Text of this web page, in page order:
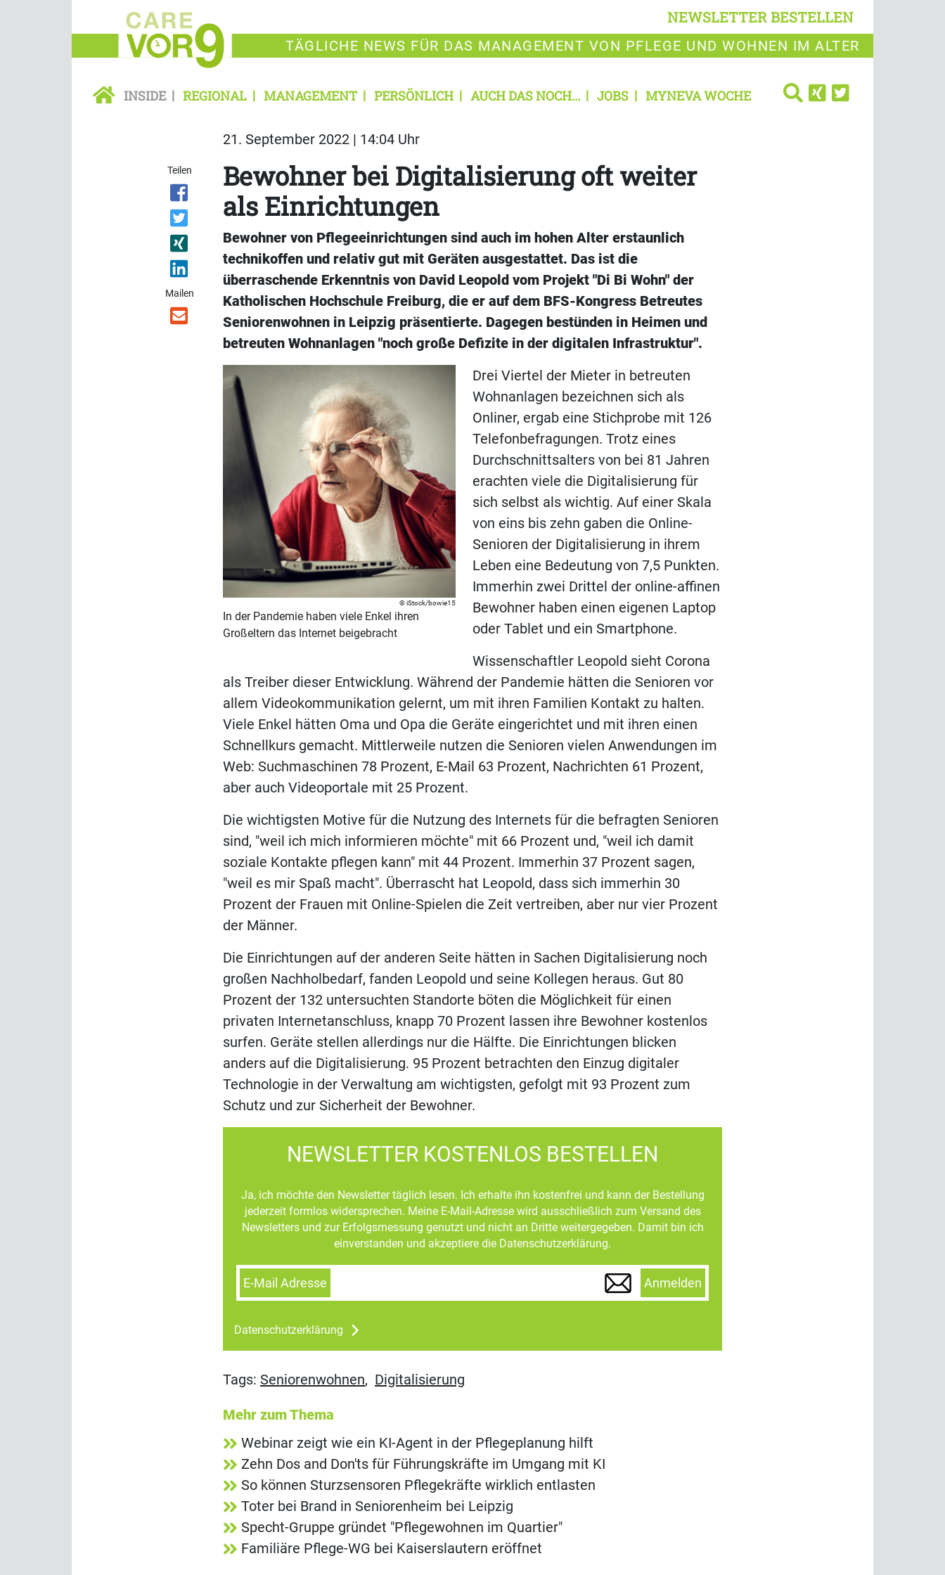
NEWSLETTER BESTELLEN
TÄGLICHE NEWS FÜR DAS MANAGEMENT VON PFLEGE UND WOHNEN IM ALTER
INSIDE REGIONAL MANAGEMENT PERSÖNLICH AUCH DAS NOCH... JOBS MYNEVA WOCHE
21. September 2022 | 14:04 Uhr
Teilen
Mailen
Bewohner bei Digitalisierung oft weiter
als Einrichtungen
Bewohner von Pflegeeinrichtungen sind auch im hohen Alter erstaunlich
technikoffen und relativ gut mit Geräten ausgestattet. Das ist die
überraschende Erkenntnis von David Leopold vom Projekt "Di Bi Wohn" der
Katholischen Hochschule Freiburg, die er auf dem BFS-Kongress Betreutes
Seniorenwohnen in Leipzig präsentierte. Dagegen bestünden in Heimen und
betreuten Wohnanlagen "noch große Defizite in der digitalen Infrastruktur".
iStock/bowie15
In der Pandemie haben viele Enkel ihren
Großeltern das Internet beigebracht
Drei Viertel der Mieter in betreuten
Wohnanlagen bezeichnen sich als
Onliner, ergab eine Stichprobe mit 126
Telefonbefragungen. Trotz eines
Durchschnittsalters von bei 81 Jahren
erachten viele die Digitalisierung für
sich selbst als wichtig. Auf einer Skala
von eins bis zehn gaben die Online-
Senioren der Digitalisierung in ihrem
Leben eine Bedeutung von 7,5 Punkten.
Immerhin zwei Drittel der online-affinen
Bewohner haben einen eigenen Laptop
oder Tablet und ein Smartphone.
Wissenschaftler Leopold sieht Corona
als Treiber dieser Entwicklung. Während der Pandemie hätten die Senioren vor
allem Videokommunikation gelernt, um mit ihren Familien Kontakt zu halten.
Viele Enkel hätten Oma und Opa die Geräte eingerichtet und mit ihren einen
Schnellkurs gemacht. Mittlerweile nutzen die Senioren vielen Anwendungen im
Web: Suchmaschinen 78 Prozent, E-Mail 63 Prozent, Nachrichten 61 Prozent,
aber auch Videoportale mit 25 Prozent.
Die wichtigsten Motive für die Nutzung des Internets für die befragten Senioren
sind, "weil ich mich informieren möchte" mit 66 Prozent und, "weil ich damit
soziale Kontakte pflegen kann" mit 44 Prozent. Immerhin 37 Prozent sagen,
"weil es mir Spaß macht". Überrascht hat Leopold, dass sich immerhin 30
Prozent der Frauen mit Online-Spielen die Zeit vertreiben, aber nur vier Prozent
der Männer.
Die Einrichtungen auf der anderen Seite hätten in Sachen Digitalisierung noch
großen Nachholbedarf, fanden Leopold und seine Kollegen heraus. Gut 80
Prozent der 132 untersuchten Standorte böten die Möglichkeit für einen
privaten Internetanschluss, knapp 70 Prozent lassen ihre Bewohner kostenlos
surfen. Geräte stellen allerdings nur die Hälfte. Die Einrichtungen blicken
anders auf die Digitalisierung. 95 Prozent betrachten den Einzug digitaler
Technologie in der Verwaltung am wichtigsten, gefolgt mit 93 Prozent zum
Schutz und zur Sicherheit der Bewohner.
NEWSLETTER KOSTENLOS BESTELLEN
Ja, ich möchte den Newsletter täglich lesen. Ich erhalte ihn kostenfrei und kann der Bestellung
jederzeit formlos widersprechen. Meine E-Mail-Adresse wird ausschließlich zum Versand des
Newsletters und zur Erfolgsmessung genutzt und nicht an Dritte weitergegeben. Damit bin ich
einverstanden und akzeptiere die Datenschutzerklärung.
E-Mail Adresse Anmelden
Datenschutzerklärung
Tags: Seniorenwohnen, Digitalisierung
Mehr zum Thema
Webinar zeigt wie ein KI-Agent in der Pflegeplanung hilft
Zehn Dos and Don'ts für Führungskräfte im Umgang mit KI
So können Sturzsensoren Pflegekräfte wirklich entlasten
Toter bei Brand in Seniorenheim bei Leipzig
Specht-Gruppe gründet "Pflegewohnen im Quartier"
Familiäre Pflege-WG bei Kaiserslautern eröffnet